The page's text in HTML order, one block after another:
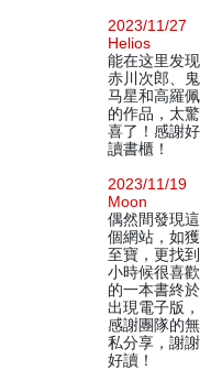
2023/11/27
Helios
能在这里发现
赤川次郎、鬼
马星和高羅佩
的作品，太驚
喜了！感謝好
讀書櫃！
2023/11/19
Moon
偶然間發現這
個網站，如獲
至寶，更找到
小時候很喜歡
的一本書終於
出現電子版，
感謝團隊的無
私分享，謝謝
好讀！